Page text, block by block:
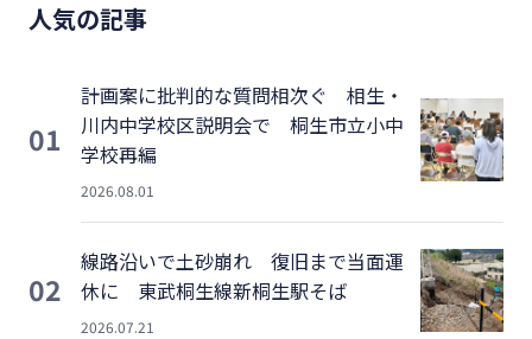
人気の記事
01
計画案に批判的な質問相次ぐ 相生・
川内中学校区説明会で 桐生市立小中
学校再編
2026.08.01
02
線路沿いで土砂崩れ 復旧まで当面運
休に 東武桐生線新桐生駅そば
2026.07.21